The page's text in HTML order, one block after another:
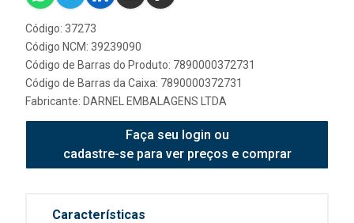
Código: 37273
Código NCM: 39239090
Código de Barras do Produto: 7890000372731
Código de Barras da Caixa: 7890000372731
Fabricante: DARNEL EMBALAGENS LTDA
Faça seu login ou
cadastre-se para ver preços e comprar
Características